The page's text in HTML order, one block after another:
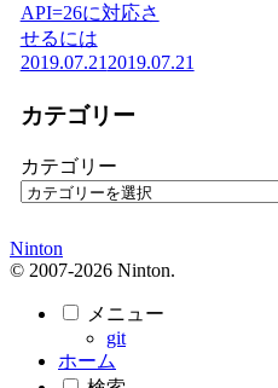
API=26に対応さ
せるには
2019.07.21 2019.07.21
カテゴリー
カテゴリー
Ninton
© 2007-2026 Ninton.
メニュー
git
ホーム